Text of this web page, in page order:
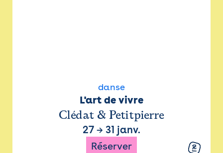
danse
L'art de vivre
Clédat & Petitpierre
27 → 31 janv.
Réserver